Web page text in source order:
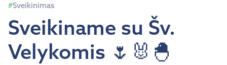
Sveikinimas
Sveikiname su Šv.
Velykomis 🌷🐰🐣